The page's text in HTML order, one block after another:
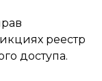
реестр
доступа.